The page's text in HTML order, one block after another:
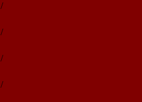
/
/
/
/